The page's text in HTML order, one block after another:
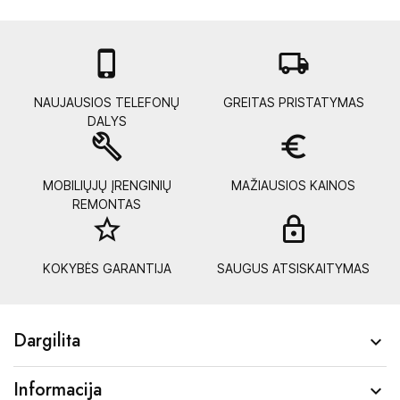

NAUJAUSIOS TELEFONŲ
DALYS
local_shipping
GREITAS PRISTATYMAS
build
MOBILIŲJŲ ĮRENGINIŲ
REMONTAS
euro_symbol
MAŽIAUSIOS KAINOS
star_border
KOKYBĖS GARANTIJA SAUGUS ATSISKAITYMAS
Dargilita 
Informacija 